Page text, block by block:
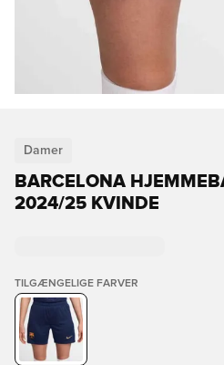
Damer
BARCELONA
2024/25 KVINDE
TILGÆNGELIGE FARVER